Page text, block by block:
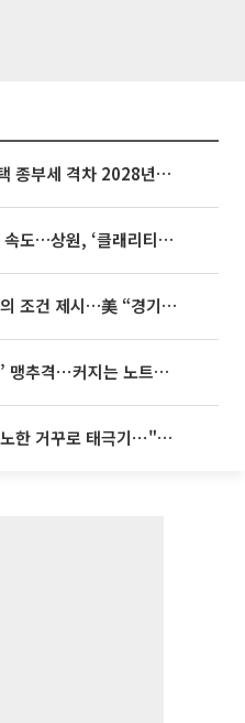
종부세 개편에도…1·3주택 종부세 격차 2028년부터 확대
미국, 가상자산 포괄 규제 속도…상원, ‘클래리티법’ 9월 절차투표 추진
이란, 미국에 호르무즈 합의 조건 제시…美 “경기 아직 안 끝나” [종합]
맥북 품은 삼성에 ‘중국산’ 맹추격⋯커지는 노트북 OLED 시장
서경덕 교수, 김희철도 분노한 거꾸로 태극기⋯"엉터리는 아냐, 아쉬울 뿐"